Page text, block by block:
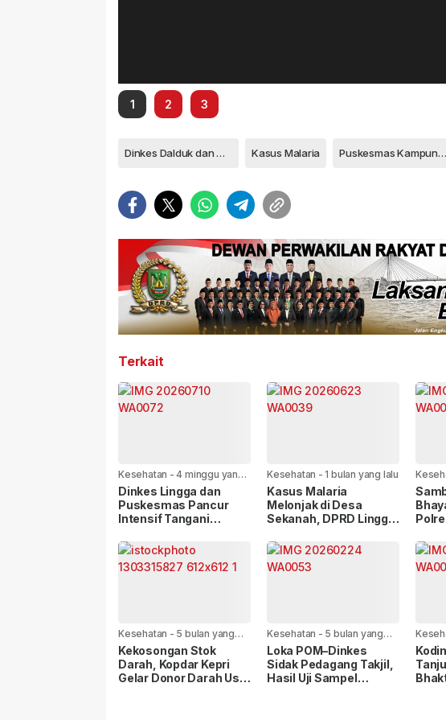
1 2 3
Dinkes Dalduk dan KB Tanjungpinang Kasus Malaria Puskesmas Kampung Bugis
Terkait
Kesehatan -4 minggu yang
lalu
Dinkes Lingga dan
Puskesmas Pancur
Intensif Tangani
Sekanah Mulai
Menurun
Kesehatan -1 bulan yang lalu
Kasus Malaria
Melonjak di Desa
Sekanah, DPRD Lingga
Cepat
lalu
Kesehatan - 5 bulan yang
lalu
Kekosongan Stok
Darah, Kopdar Kepri
Gelar Donor Darah Usai
Kesehatan - 5 bulan yang
lalu
Loka POM–Dinkes
Sidak Pedagang Takjil,
Hasil Uji Sampel
lalu